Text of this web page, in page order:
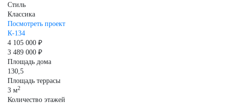
Стиль
Классика
Посмотреть проект
К-134
4 105 000 ₽
3 489 000 ₽
Площадь дома
130,5
Площадь террасы
3 м2
Количество этажей